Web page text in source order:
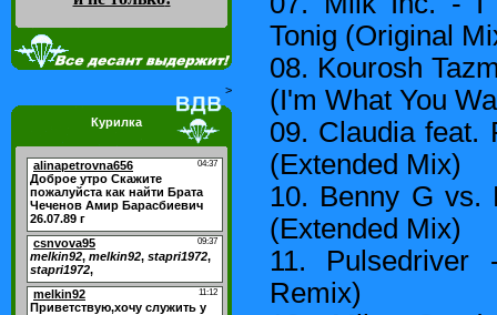
>
Курилка
Tonig (Original
08. Kourosh
(I'm What You
09. Claudia feat.
(Extended Mix)
10. Benny G vs.
(Extended Mix)
11. Pulsedriver
Remix)